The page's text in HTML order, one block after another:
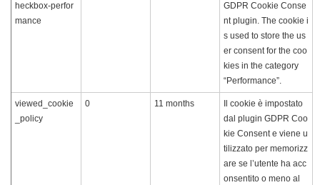
heckbox-perfor
mance
GDPR Cookie Conse
nt plugin. The cookie i
s used to store the us
er consent for the coo
kies in the category
“Performance”.
viewed_cookie
_policy
0 11 months
Il cookie è impostato
dal plugin GDPR Coo
kie Consent e viene u
tilizzato per memorizz
are se l’utente ha acc
onsentito o meno al